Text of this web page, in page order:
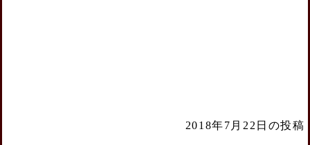
2018年7月22日の投稿